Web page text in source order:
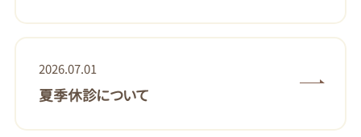
2026.07.01
夏季休診について